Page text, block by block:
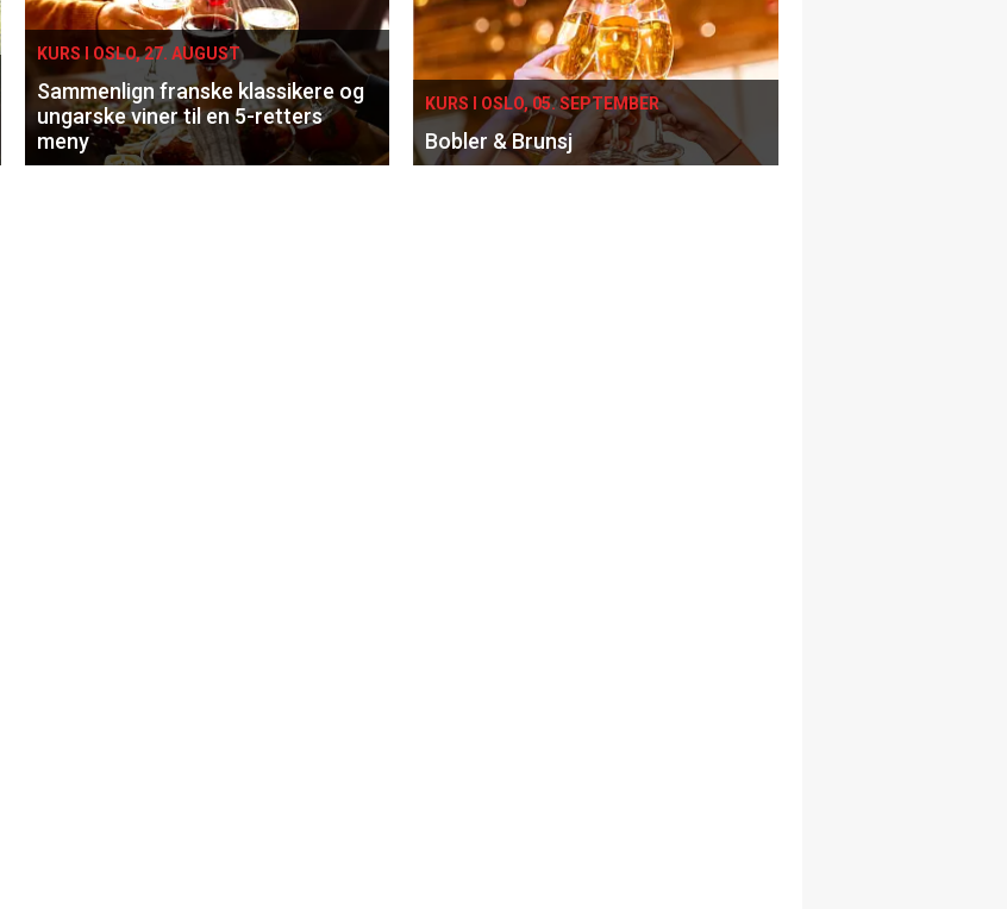
KURS I OSLO, 27. AUGUST
Sammenlign franske klassikere og
ungarske viner til en 5-retters
meny
KURS I OSLO, 05. SEPTEMBER
Bobler & Brunsj